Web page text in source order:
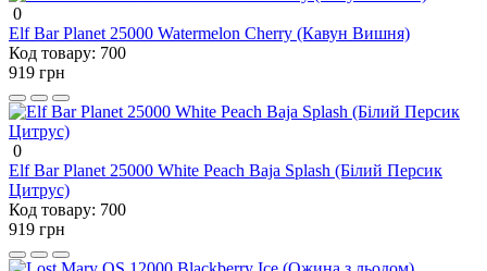
0
Elf Bar Planet 25000 Watermelon Cherry (Кавун Вишня)
Код товару: 700
919 грн
0
Elf Bar Planet 25000 White Peach Baja Splash (Білий Персик
Цитрус)
Код товару: 700
919 грн